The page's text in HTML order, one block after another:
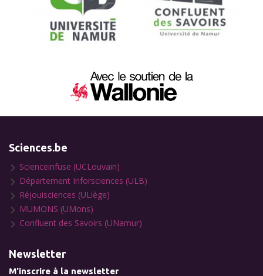
Sciences.be
Scienceinfuse (UCLouvain)
Département Inforsciences (ULB)
Réjouisciences (ULiège)
MUMONS (UMons)
Confluent des Savoirs (UNamur)
Newsletter
M'inscrire à la newsletter